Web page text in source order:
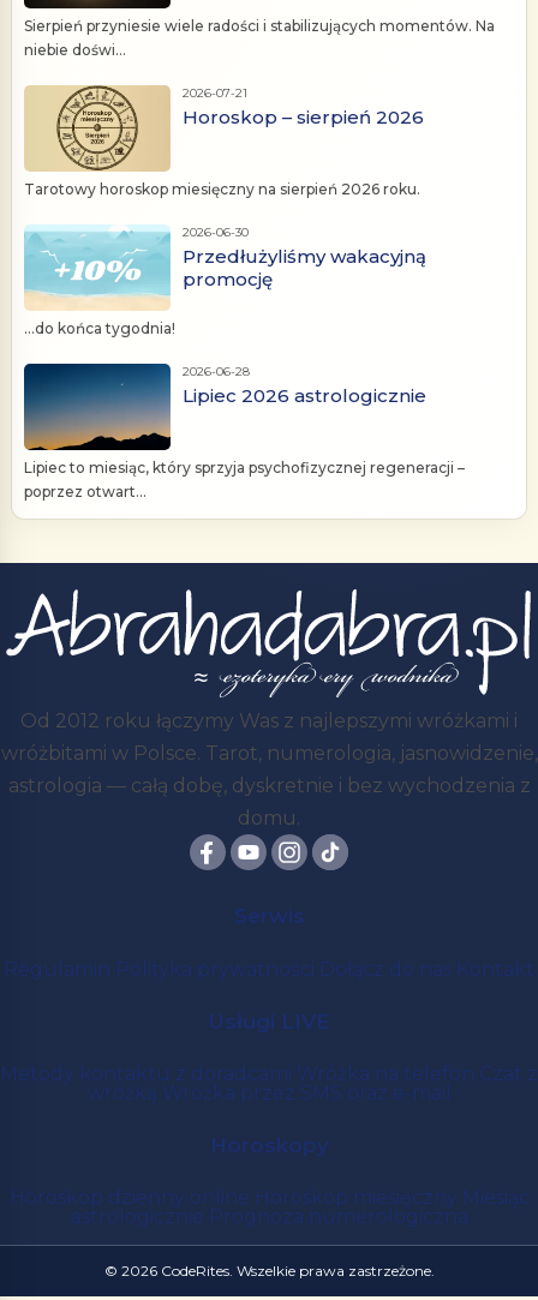
Sierpień przyniesie wiele radości i stabilizujących momentów. Na
niebie doświ...
2026-07-21
Horoskop – sierpień 2026
Tarotowy horoskop miesięczny na sierpień 2026 roku.
2026-06-30
Przedłużyliśmy wakacyjną
promocję
...do końca tygodnia!
2026-06-28
Lipiec 2026 astrologicznie
Lipiec to miesiąc, który sprzyja psychofizycznej regeneracji –
poprzez otwart...
Od 2012 roku łączymy Was z najlepszymi wróżkami i
wróżbitami w Polsce. Tarot, numerologia, jasnowidzenie,
astrologia — całą dobę, dyskretnie i bez wychodzenia z
domu.
Serwis
Regulamin Polityka prywatności Dołącz do nas Kontakt
Usługi LIVE
Metody kontaktu z doradcami Wróżka na telefon Czat z
wróżką Wróżka przez SMS oraz e-mail
Horoskopy
Horoskop dzienny online Horoskop miesięczny Miesiąc
astrologicznie Prognoza numerologiczna
© 2026 CodeRites. Wszelkie prawa zastrzeżone.